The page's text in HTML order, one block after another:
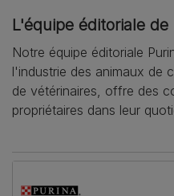
L'équipe éditoriale de
Notre équipe éditoriale
l'industrie des animaux de
de vétérinaires, offre des
propriétaires dans leur